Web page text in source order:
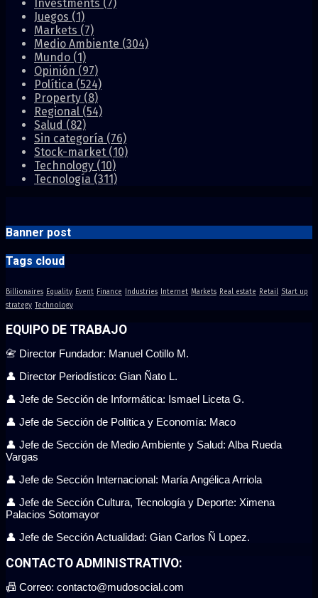
Investments (7)
Juegos (1)
Markets (7)
Medio Ambiente (304)
Mundo (1)
Opinión (97)
Política (524)
Property (8)
Regional (54)
Salud (82)
Sin categoría (76)
Stock-market (10)
Technology (10)
Tecnología (311)
Banner post
Tags cloud
Billionaires Equality Event Finance Industries Internet Markets Real estate Retail Start up
strategy Technology
EQUIPO DE TRABAJO
📇 Director Fundador: Manuel Cotillo M.
👤 Director Periodístico: Gian Ñato L.
👤 Jefe de Sección de Informática: Ismael Liceta G.
👤 Jefe de Sección de Política y Economía: Maco
👤 Jefe de Sección de Medio Ambiente y Salud: Alba Rueda
Vargas
👤 Jefe de Sección Internacional: María Angélica Arriola
👤 Jefe de Sección Cultura, Tecnología y Deporte: Ximena
Palacios Sotomayor
👤 Jefe de Sección Actualidad: Gian Carlos Ñ Lopez.
CONTACTO ADMINISTRATIVO:
📠 Correo: contacto@mudosocial.com